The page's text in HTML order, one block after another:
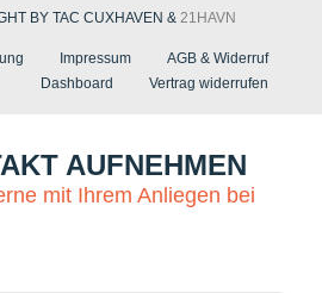
BY TAC CUXHAVEN & 21HAVN
Impressum
AGB & Widerruf
Dashboard
Vertrag widerrufen
AUFNEHMEN
mit Ihrem Anliegen bei